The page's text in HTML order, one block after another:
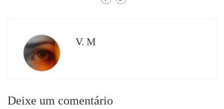
V. M
Deixe um comentário